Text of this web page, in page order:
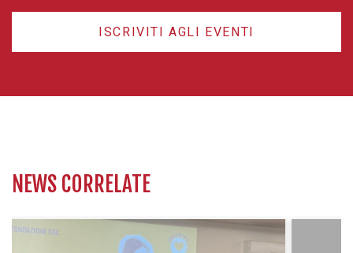
ISCRIVITI AGLI EVENTI
NEWS CORRELATE